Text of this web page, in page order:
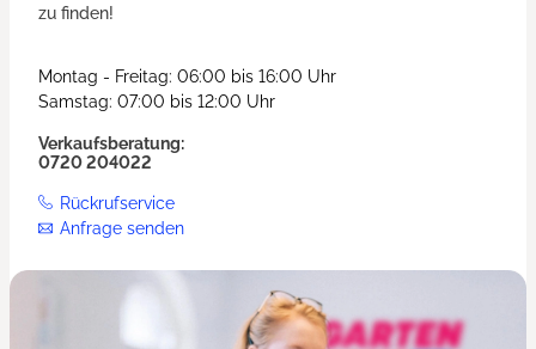
zu finden!
Montag - Freitag: 06:00 bis 16:00 Uhr
Samstag: 07:00 bis 12:00 Uhr
Verkaufsberatung:
0720 204022
Rückrufservice
Anfrage senden